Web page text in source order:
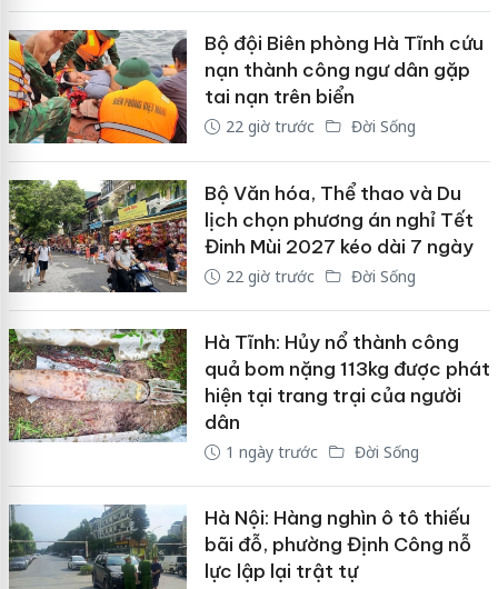
Bộ đội Biên phòng Hà Tĩnh cứu
nạn thành công ngư dân gặp
tai nạn trên biển
22 giờ trước Đời Sống
Bộ Văn hóa, Thể thao và Du
lịch chọn phương án nghỉ Tết
Đinh Mùi 2027 kéo dài 7 ngày
22 giờ trước Đời Sống
Hà Tĩnh: Hủy nổ thành công
quả bom nặng 113kg được phát
hiện tại trang trại của người
dân
1 ngày trước Đời Sống
Hà Nội: Hàng nghìn ô tô thiếu
bãi đỗ, phường Định Công nỗ
lực lập lại trật tự